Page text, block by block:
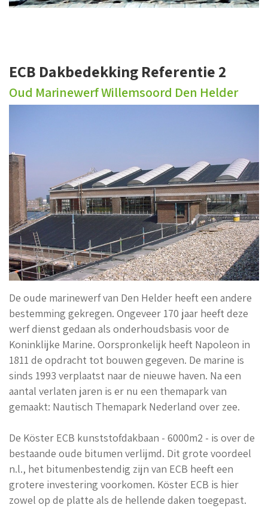
ECB Dakbedekking Referentie 2
Oud Marinewerf Willemsoord Den Helder
De oude marinewerf van Den Helder heeft een andere
bestemming gekregen. Ongeveer 170 jaar heeft deze
werf dienst gedaan als onderhoudsbasis voor de
Koninklijke Marine. Oorspronkelijk heeft Napoleon in
1811 de opdracht tot bouwen gegeven. De marine is
sinds 1993 verplaatst naar de nieuwe haven. Na een
aantal verlaten jaren is er nu een themapark van
gemaakt: Nautisch Themapark Nederland over zee.
De Köster ECB kunststofdakbaan - 6000m2 - is over de
bestaande oude bitumen verlijmd. Dit grote voordeel
n.l., het bitumenbestendig zijn van ECB heeft een
grotere investering voorkomen. Köster ECB is hier
zowel op de platte als de hellende daken toegepast.